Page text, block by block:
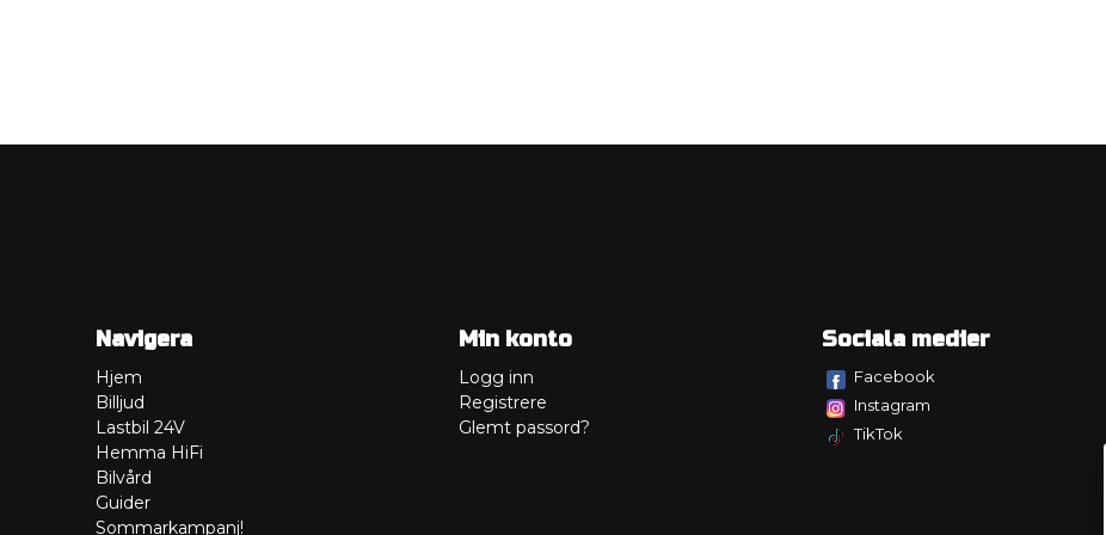
Navigera
Hjem
Billjud
Lastbil 24V
Hemma HiFi
Bilvård
Guider
Sommarkampanj!
Min konto
Logg inn
Registrere
Glemt passord?
Sociala medier
Facebook
Instagram
TikTok